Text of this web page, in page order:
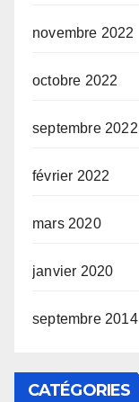
novembre 2022
octobre 2022
septembre 2022
février 2022
mars 2020
janvier 2020
septembre 2014
CATÉGORIES